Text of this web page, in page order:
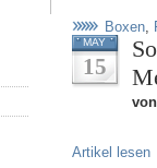
Boxen,
MAY
15
Artikel lesen